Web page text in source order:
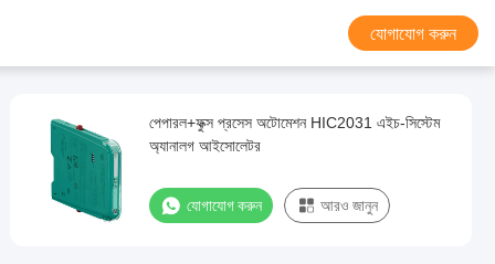
যোগাযোগ করুন
পেপারল+ফুক্স প্রসেস অটোমেশন HIC2031 এইচ-সিস্টেম
অ্যানালগ আইসোলেটর
যোগাযোগ করুন আরও জানুন